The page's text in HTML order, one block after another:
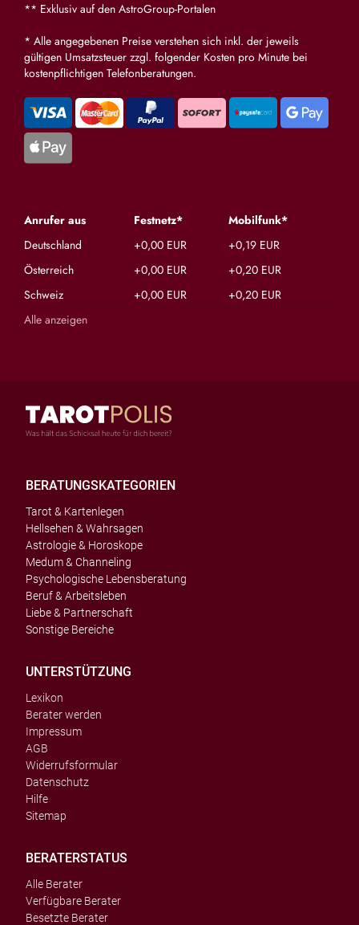
** Exklusiv auf den AstroGroup-Portalen
* Alle angegebenen Preise verstehen sich inkl. der jeweils
gültigen Umsatzsteuer zzgl. folgender Kosten pro Minute bei
kostenpflichtigen Telefonberatungen.
Anrufer aus Festnetz*
Mobilfunk*
Deutschland
+0,00 EUR
+0,19 EUR
Österreich
+0,00 EUR
+0,20 EUR
Schweiz
+0,00 EUR
+0,20 EUR
Alle anzeigen
BERATUNGSKATEGORIEN
Tarot & Kartenlegen
Hellsehen & Wahrsagen
Astrologie & Horoskope
Medum & Channeling
Psychologische Lebensberatung
Beruf & Arbeitsleben
Liebe & Partnerschaft
Sonstige Bereiche
UNTERSTÜTZUNG
Lexikon
Berater werden
Impressum
AGB
Widerrufsformular
Datenschutz
Hilfe
Sitemap
BERATERSTATUS
Alle Berater
Verfügbare Berater
Besetzte Berater